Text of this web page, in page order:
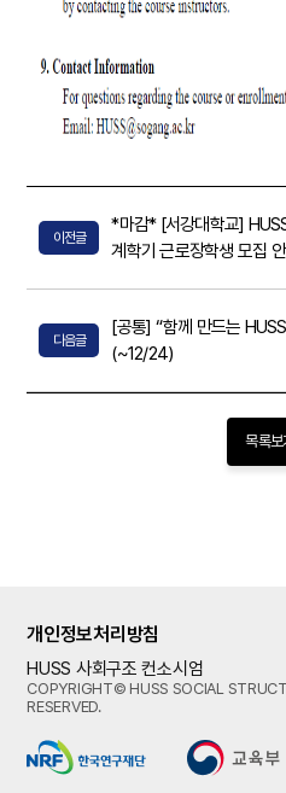
이전글
*마감* [서강대학교]
계학기 근로장학생 모집
다음글
[공통] “함께 만드는
(~12/24)
목록보
개인정보처리방침
HUSS 사회구조 컨소시엄
COPYRIGHT© HUSS SOCIAL
RESERVED.